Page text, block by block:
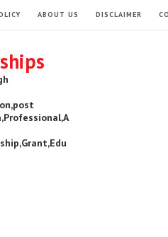
ABOUT US DISCLAIMER